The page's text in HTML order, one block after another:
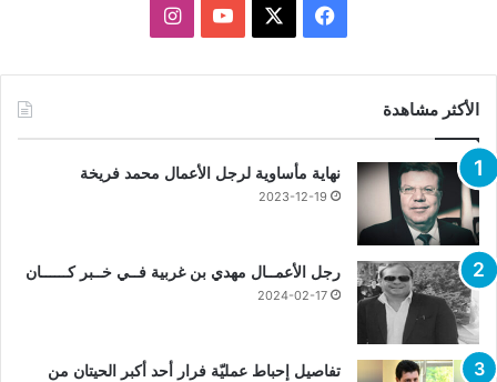
فيسبوك يوتيوبانستقرام
الأكثر مشاهدة
نهاية مأساوية لرجل الأعمال محمد فريخة
2023-12-19
رجل الأعمــال مهدي بن غربية فــي خــبر كــــــان
2024-02-17
تفاصيل إحباط عمليّة فرار أحد أكبر الحيتان من